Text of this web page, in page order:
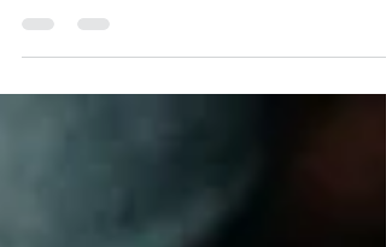
Mejora tu relación de pareja
empezando por esto